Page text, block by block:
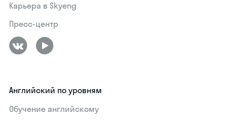
Карьера в Skyeng
Пресс-центр
Английский по уровням
Обучение английскому